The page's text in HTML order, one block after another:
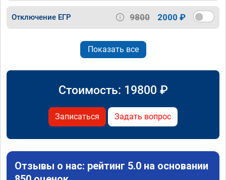
Отключение ЕГР 9800 2000 ₽
Показать все
Стоимость: 19800 ₽
Записаться Задать вопрос
Отзывы о нас: рейтинг 5.0 на основании